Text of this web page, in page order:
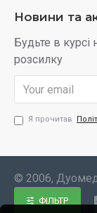
Новини та
Будьте в курсі
розсилку
Я прочитав
© 2006, Дуомед
ФІЛЬТР